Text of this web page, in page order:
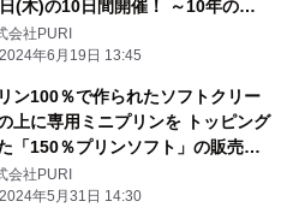
(木)の10日間開催！ ～10年の軌
限定販売プリンが復刻～
会社PURI
年6月19日 13:45
ン100％で作られたソフトクリー
上に専用ミニプリンを トッピング
「150％プリンソフト」の販売開
会社PURI
年5月31日 14:30